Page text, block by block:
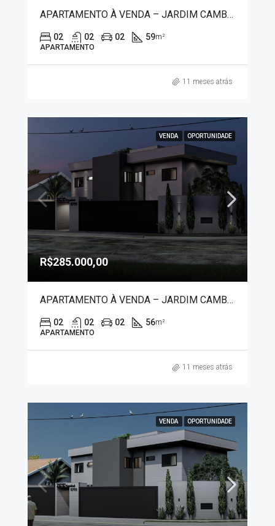
APARTAMENTO À VENDA – JARDIM CAMBUÍ 1177
02 02 02 59m²
APARTAMENTO
11 meses atrás
VENDA OPORTUNIDADE
R$285.000,00
APARTAMENTO À VENDA – JARDIM CAMBUÍ 1190
02 02 02 56m²
APARTAMENTO
11 meses atrás
VENDA OPORTUNIDADE